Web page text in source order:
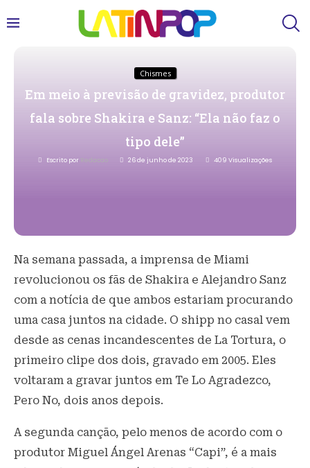
Chismes
Em meio à previsão de gravidez, produtor
fala sobre Shakira e Sanz: “Ela não faz o
tipo dele”
Escrito por 26 de junho de 2023 409 Visualizações
Na semana passada, a imprensa de Miami
revolucionou os fãs de Shakira e Alejandro Sanz
com a notícia de que ambos estariam procurando
uma casa juntos na cidade. O shipp no casal vem
desde as cenas incandescentes de La Tortura, o
primeiro clipe dos dois, gravado em 2005. Eles
voltaram a gravar juntos em Te Lo Agradezco,
Pero No, dois anos depois.
A segunda canção, pelo menos de acordo com o
produtor Miguel Ángel Arenas “Capi”, é a mais